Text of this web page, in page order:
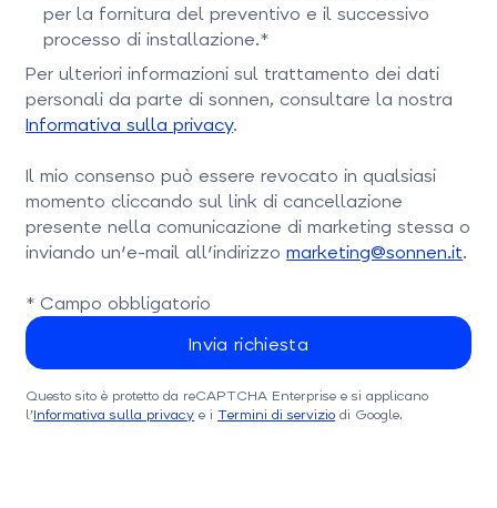
per la fornitura del preventivo e il successivo
processo di installazione.*
Seleziona questa casella per continuare
Per ulteriori informazioni sul trattamento dei dati
personali da parte di sonnen, consultare la nostra
Informativa sulla privacy.
Il mio consenso può essere revocato in qualsiasi
momento cliccando sul link di cancellazione
presente nella comunicazione di marketing stessa o
inviando un'e-mail all'indirizzomarketing@sonnen.it.
* Campo obbligatorio
Questo sito è protetto da reCAPTCHA Enterprise e si applicano
l’Informativa sulla privacy e iTermini di servizio di Google.